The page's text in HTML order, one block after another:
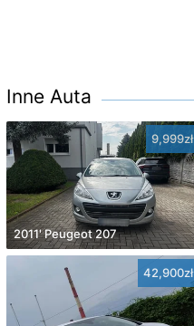
Inne Auta
9,999zł
2011' Peugeot 207
42,900zł